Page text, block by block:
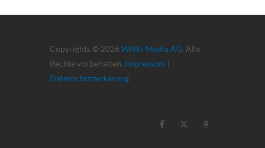
Copyrights © 2026 WiWi-Media AG. Alle
Rechte vorbehalten. Impressum |
Datenschutzerkärung